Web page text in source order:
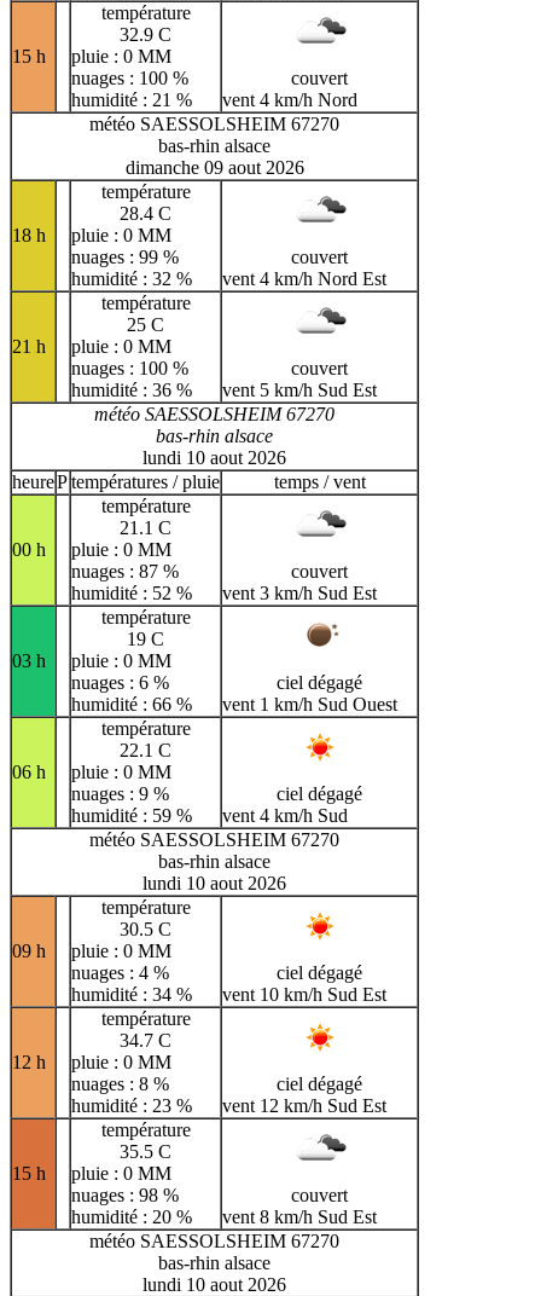
15 h
température
32.9 C
pluie : 0 MM
nuages : 100 %
humidité : 21 %
couvert
vent 4 km/h Nord
météo SAESSOLSHEIM 67270
bas-rhin alsace
dimanche 09 aout 2026
18 h
température
28.4 C
pluie : 0 MM
nuages : 99 %
humidité : 32 %
couvert
vent 4 km/h Nord Est
21 h
température
25 C
pluie : 0 MM
nuages : 100 %
humidité : 36 %
couvert
vent 5 km/h Sud Est
météo SAESSOLSHEIM 67270
bas-rhin alsace
lundi 10 aout 2026
heurePtempératures / pluie temps / vent
00 h
température
21.1 C
pluie : 0 MM
nuages : 87 %
humidité : 52 %
couvert
vent 3 km/h Sud Est
03 h
température
19 C
pluie : 0 MM
nuages : 6 %
humidité : 66 %
ciel dégagé
vent 1 km/h Sud Ouest
06 h
température
22.1 C
pluie : 0 MM
nuages : 9 %
humidité : 59 %
ciel dégagé
vent 4 km/h Sud
météo SAESSOLSHEIM 67270
bas-rhin alsace
lundi 10 aout 2026
09 h
température
30.5 C
pluie : 0 MM
nuages : 4 %
humidité : 34 %
ciel dégagé
vent 10 km/h Sud Est
12 h
température
34.7 C
pluie : 0 MM
nuages : 8 %
humidité : 23 %
ciel dégagé
vent 12 km/h Sud Est
15 h
température
35.5 C
pluie : 0 MM
nuages : 98 %
humidité : 20 %
couvert
vent 8 km/h Sud Est
météo SAESSOLSHEIM 67270
bas-rhin alsace
lundi 10 aout 2026